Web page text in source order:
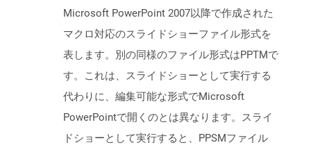
Microsoft PowerPoint 2007以降で作成された
マクロ対応のスライドショーファイル形式を
表します。別の同様のファイル形式はPPTMで
す。これは、スライドショーとして実行する
代わりに、編集可能な形式でMicrosoft
PowerPointで開くのとは異なります。スライ
ドショーとして実行すると、PPSMファイル